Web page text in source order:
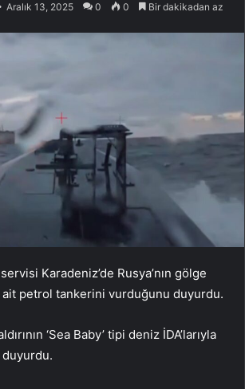
Aralık 13, 2025 0 0 Bir dakikadan az
Karadeniz’de Rusya’nın gölge
petrol tankerini vurduğunu duyurdu.
‘Sea Baby’ tipi deniz İDA’larıyla